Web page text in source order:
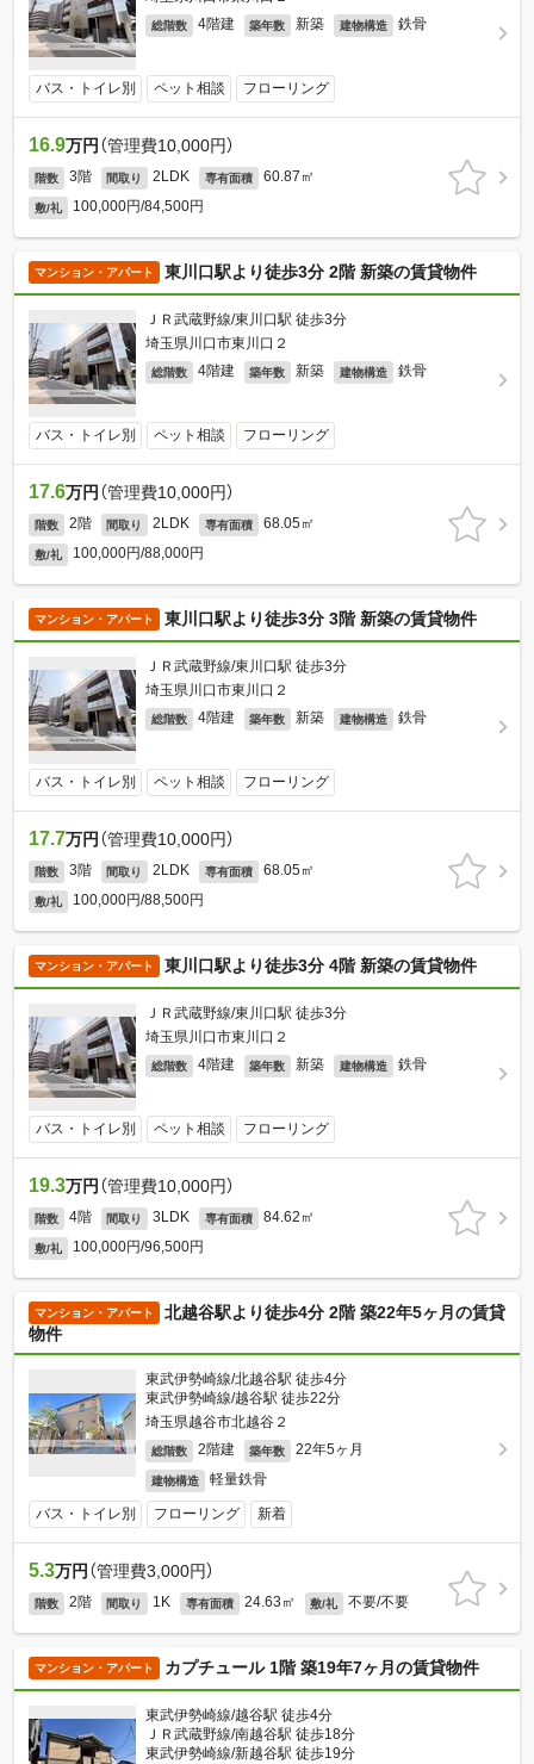
総階数 4階建 築年数 新築 建物構造 鉄骨
バス・トイレ別 ペット相談 フローリング
16.9万円 （管理費10,000円）
階数 3階 間取り 2LDK 専有面積 60.87㎡
敷/礼 100,000円/84,500円
マンション・アパート 東川口駅より徒歩3分 2階 新築の賃貸物件
ＪＲ武蔵野線/東川口駅 徒歩3分
埼玉県川口市東川口２
総階数 4階建 築年数 新築 建物構造 鉄骨
バス・トイレ別 ペット相談 フローリング
17.6万円 （管理費10,000円）
階数 2階 間取り 2LDK 専有面積 68.05㎡
敷/礼 100,000円/88,000円
マンション・アパート 東川口駅より徒歩3分 3階 新築の賃貸物件
ＪＲ武蔵野線/東川口駅 徒歩3分
埼玉県川口市東川口２
総階数 4階建 築年数 新築 建物構造 鉄骨
バス・トイレ別 ペット相談 フローリング
17.7万円 （管理費10,000円）
階数 3階 間取り 2LDK 専有面積 68.05㎡
敷/礼 100,000円/88,500円
マンション・アパート 東川口駅より徒歩3分 4階 新築の賃貸物件
ＪＲ武蔵野線/東川口駅 徒歩3分
埼玉県川口市東川口２
総階数 4階建 築年数 新築 建物構造 鉄骨
バス・トイレ別 ペット相談 フローリング
19.3万円 （管理費10,000円）
階数 4階 間取り 3LDK 専有面積 84.62㎡
敷/礼 100,000円/96,500円
マンション・アパート
北越谷駅より徒歩4分 2階 築22年5ヶ月の賃貸
物件
東武伊勢崎線/北越谷駅 徒歩4分
東武伊勢崎線/越谷駅 徒歩22分
埼玉県越谷市北越谷２
総階数 2階建 築年数 22年5ヶ月
建物構造 軽量鉄骨
バス・トイレ別 フローリング 新着
5.3万円 （管理費3,000円）
階数 2階 間取り 1K 専有面積 24.63㎡ 敷/礼 不要/不要
マンション・アパート カプチュール 1階 築19年7ヶ月の賃貸物件
東武伊勢崎線/越谷駅 徒歩4分
ＪＲ武蔵野線/南越谷駅 徒歩18分
東武伊勢崎線/新越谷駅 徒歩19分